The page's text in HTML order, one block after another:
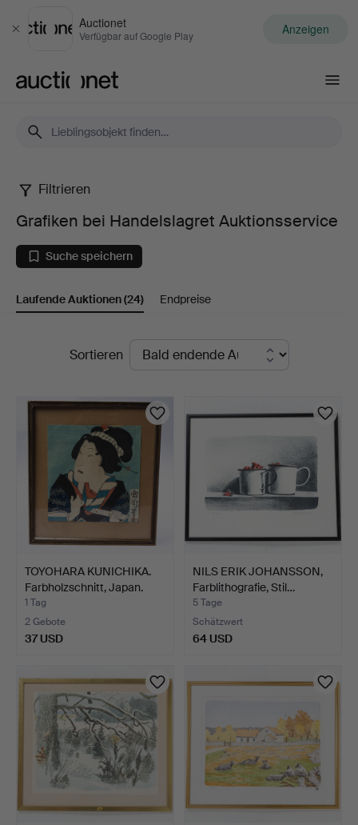
Schließen
Auctionet
Verfügbar auf Google Play Anzeigen
Grafiken
bei
Handelslagret
Auktionsservice
Filtrieren
Grafiken bei Handelslagret Auktionsservice
Suche speichern
Laufende Auktionen(24) Endpreise
LaufendeSortieren
TOYOHARA KUNICHIKA.
Farbholzschnitt, Japan.
1 Tag
2 Gebote
37 USD
NILS ERIK JOHANSSON,
Farblithografie, Stil…
5 Tage
Schätzwert
64 USD